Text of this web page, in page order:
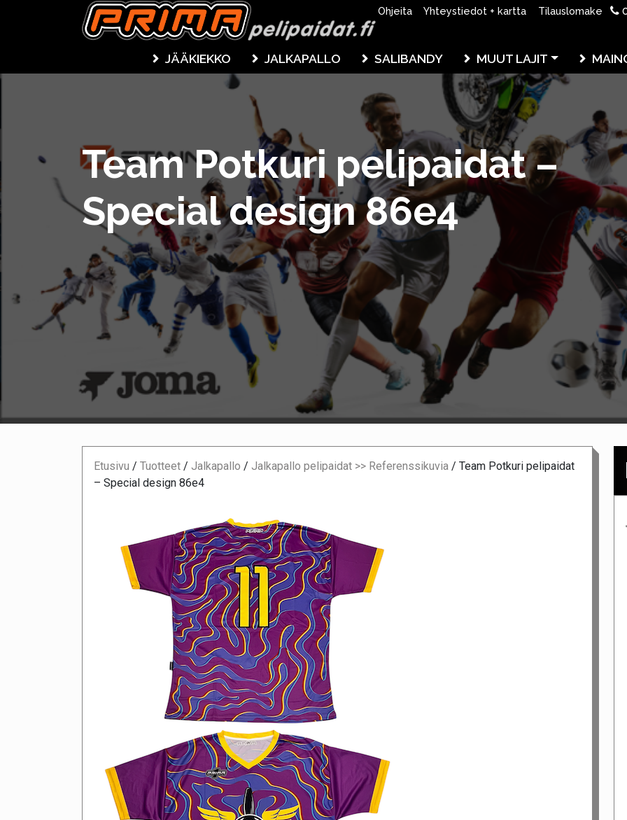
Ohjeita Yhteystiedot + kartta Tilauslomake
JÄÄKIEKKO JALKAPALLO SALIBANDY MUUT LAJIT
Team Potkuri pelipaidat –
Special design 86e4
Etusivu / Tuotteet / Jalkapallo / Jalkapallo pelipaidat >> Referenssikuvia / Team Potkuri pelipaidat
– Special design 86e4